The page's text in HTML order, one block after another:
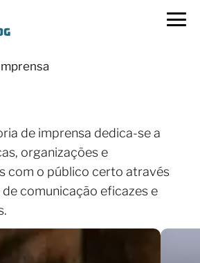
de imprensa dedica-se a
organizações e
com o público certo através
comunicação eficazes e